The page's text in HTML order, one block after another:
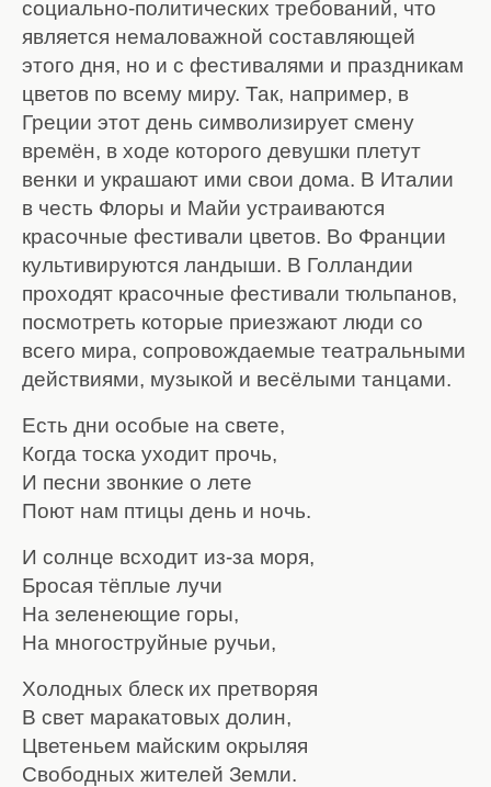
социально-политических требований, что
является немаловажной составляющей
этого дня, но и с фестивалями и праздникам
цветов по всему миру. Так, например, в
Греции этот день символизирует смену
времён, в ходе которого девушки плетут
венки и украшают ими свои дома. В Италии
в честь Флоры и Майи устраиваются
красочные фестивали цветов. Во Франции
культивируются ландыши. В Голландии
проходят красочные фестивали тюльпанов,
посмотреть которые приезжают люди со
всего мира, сопровождаемые театральными
действиями, музыкой и весёлыми танцами.
Есть дни особые на свете,
Когда тоска уходит прочь,
И песни звонкие о лете
Поют нам птицы день и ночь.
И солнце всходит из-за моря,
Бросая тёплые лучи
На зеленеющие горы,
На многоструйные ручьи,
Холодных блеск их претворяя
В свет маракатовых долин,
Цветеньем майским окрыляя
Свободных жителей Земли.